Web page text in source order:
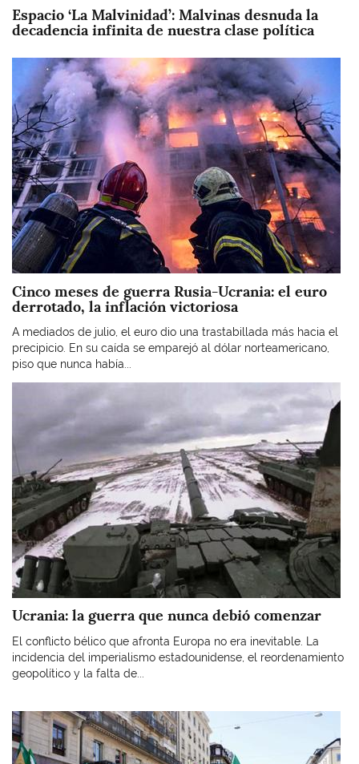
Espacio ‘La Malvinidad’: Malvinas desnuda la
decadencia infinita de nuestra clase política
Imagen
Cinco meses de guerra Rusia-Ucrania: el euro
derrotado, la inflación victoriosa
A mediados de julio, el euro dio una trastabillada más hacia el
precipicio. En su caída se emparejó al dólar norteamericano,
piso que nunca había...
Ucrania: la guerra que nunca debió comenzar
El conflicto bélico que afronta Europa no era inevitable. La
incidencia del imperialismo estadounidense, el reordenamiento
geopolítico y la falta de...
Imagen